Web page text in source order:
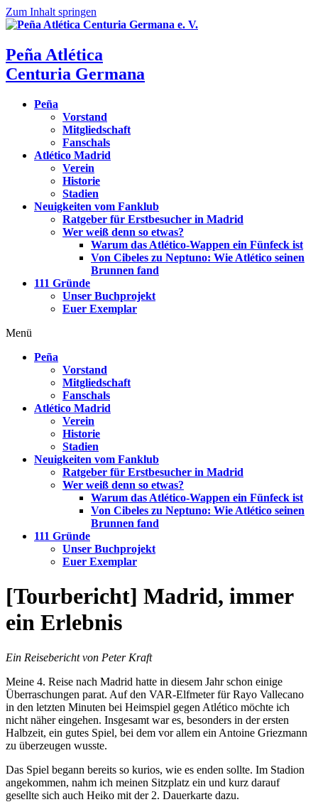
Zum Inhalt springen
Peña Atlética
Centuria Germana
Peña
Vorstand
Mitgliedschaft
Fanschals
Atlético Madrid
Verein
Historie
Stadien
Neuigkeiten vom Fanklub
Ratgeber für Erstbesucher in Madrid
Wer weiß denn so etwas?
Warum das Atlético-Wappen ein Fünfeck ist
Von Cibeles zu Neptuno: Wie Atlético seinen
Brunnen fand
111 Gründe
Unser Buchprojekt
Euer Exemplar
Menü
Peña
Vorstand
Mitgliedschaft
Fanschals
Atlético Madrid
Verein
Historie
Stadien
Neuigkeiten vom Fanklub
Ratgeber für Erstbesucher in Madrid
Wer weiß denn so etwas?
Warum das Atlético-Wappen ein Fünfeck ist
Von Cibeles zu Neptuno: Wie Atlético seinen
Brunnen fand
111 Gründe
Unser Buchprojekt
Euer Exemplar
[Tourbericht] Madrid, immer
ein Erlebnis
Ein Reisebericht von Peter Kraft
Meine 4. Reise nach Madrid hatte in diesem Jahr schon einige
Überraschungen parat. Auf den VAR-Elfmeter für Rayo Vallecano
in den letzten Minuten bei Heimspiel gegen Atlético möchte ich
nicht näher eingehen. Insgesamt war es, besonders in der ersten
Halbzeit, ein gutes Spiel, bei dem vor allem ein Antoine Griezmann
zu überzeugen wusste.
Das Spiel begann bereits so kurios, wie es enden sollte. Im Stadion
angekommen, nahm ich meinen Sitzplatz ein und kurz darauf
gesellte sich auch Heiko mit der 2. Dauerkarte dazu.